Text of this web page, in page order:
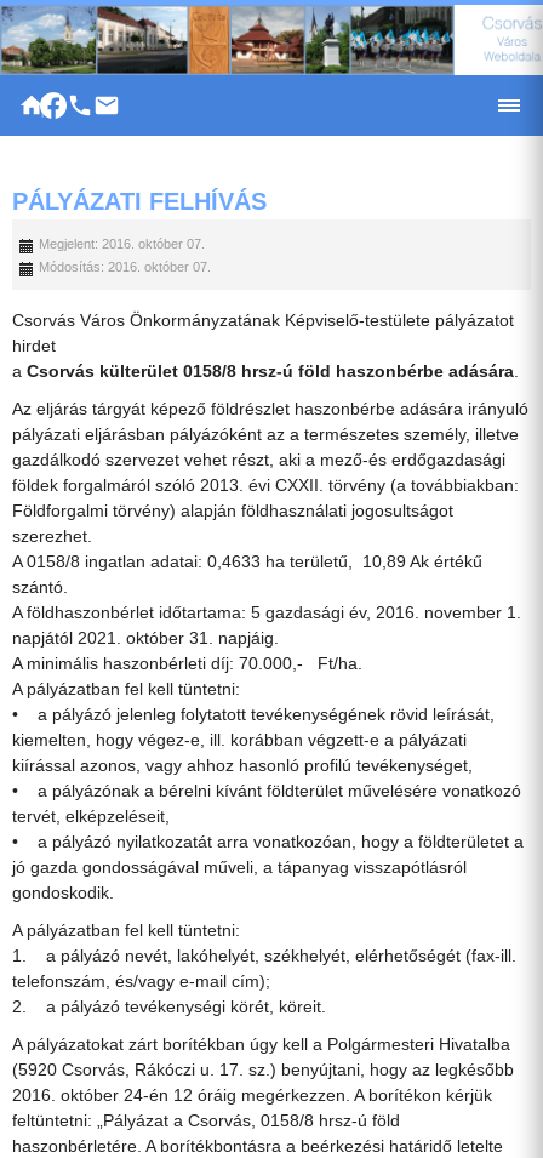
|
PÁLYÁZATI FELHÍVÁS
Megjelent: 2016. október 07.
Módosítás: 2016. október 07.
Csorvás Város Önkormányzatának Képviselő-testülete pályázatot
hirdet
a Csorvás külterület 0158/8 hrsz-ú föld haszonbérbe adására.
Az eljárás tárgyát képező földrészlet haszonbérbe adására irányuló
pályázati eljárásban pályázóként az a természetes személy, illetve
gazdálkodó szervezet vehet részt, aki a mező-és erdőgazdasági
földek forgalmáról szóló 2013. évi CXXII. törvény (a továbbiakban:
Földforgalmi törvény) alapján földhasználati jogosultságot
szerezhet.
A 0158/8 ingatlan adatai: 0,4633 ha területű, 10,89 Ak értékű
szántó.
A földhaszonbérlet időtartama: 5 gazdasági év, 2016. november 1.
napjától 2021. október 31. napjáig.
A minimális haszonbérleti díj: 70.000,- Ft/ha.
A pályázatban fel kell tüntetni:
• a pályázó jelenleg folytatott tevékenységének rövid leírását,
kiemelten, hogy végez-e, ill. korábban végzett-e a pályázati
kiírással azonos, vagy ahhoz hasonló profilú tevékenységet,
• a pályázónak a bérelni kívánt földterület művelésére vonatkozó
tervét, elképzeléseit,
• a pályázó nyilatkozatát arra vonatkozóan, hogy a földterületet a
jó gazda gondosságával műveli, a tápanyag visszapótlásról
gondoskodik.
A pályázatban fel kell tüntetni:
1. a pályázó nevét, lakóhelyét, székhelyét, elérhetőségét (fax-ill.
telefonszám, és/vagy e-mail cím);
2. a pályázó tevékenységi körét, köreit.
A pályázatokat zárt borítékban úgy kell a Polgármesteri Hivatalba
(5920 Csorvás, Rákóczi u. 17. sz.) benyújtani, hogy az legkésőbb
2016. október 24-én 12 óráig megérkezzen. A borítékon kérjük
feltüntetni: „Pályázat a Csorvás, 0158/8 hrsz-ú föld
haszonbérletére. A borítékbontásra a beérkezési határidő letelte